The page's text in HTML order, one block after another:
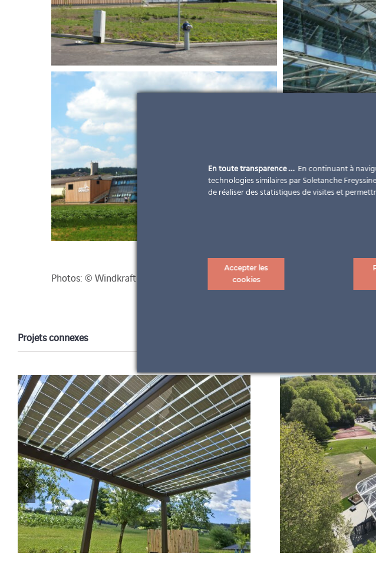
Photos: © Windkraft Simonsfeld AG
Projets connexes
En toute transparence … En continuant à
technologies similaires par Soletanche
de réaliser des statistiques de visites et
Accepter les
cookies